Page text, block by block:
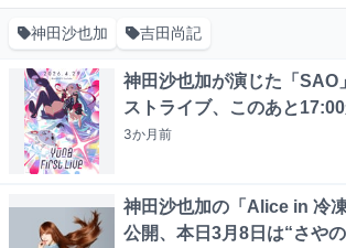
神田沙也加 吉田尚記
神田沙也加が演じた「SAO
ストライブ、このあと
3か月前
神田沙也加の「Alice in 冷
公開、本日3月8日は“さや